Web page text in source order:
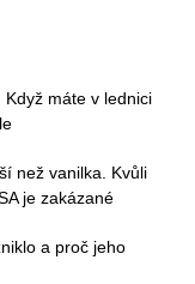
máte v lednici
než vanilka. Kvůli
je zakázané
a proč jeho